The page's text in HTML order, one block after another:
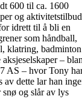
600 til ca. 1600
og
idrett til å bli en
som håndball,
klatring, badminton
–
AS – hvor Tony
av dette lar han
snø og slår av lys